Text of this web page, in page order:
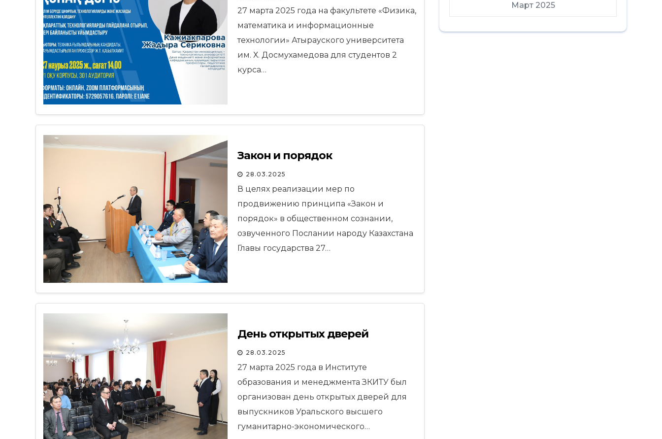
27 марта 2025 года на факультете «Физика,
математика и информационные
технологии» Атырауского университета
им. Х. Досмухамедова для студентов 2
курса…
Закон и порядок
28.03.2025
В целях реализации мер по
продвижению принципа «Закон и
порядок» в общественном сознании,
озвученного Послании народу Казахстана
Главы государства 27…
День открытых дверей
28.03.2025
27 марта 2025 года в Институте
образования и менеджмента ЗКИТУ был
организован день открытых дверей для
выпускников Уральского высшего
гуманитарно-экономического…
Март 2025